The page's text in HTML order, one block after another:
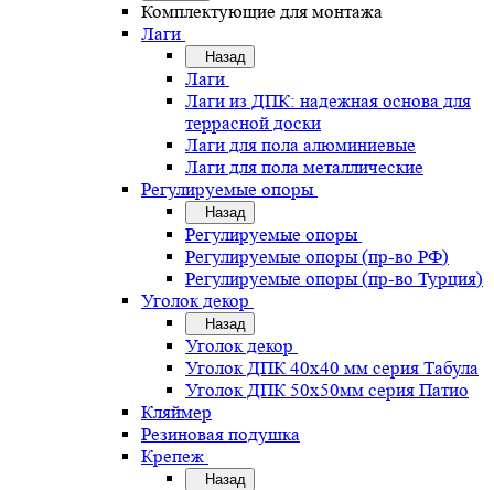
Комплектующие для монтажа
Лаги
Назад
Лаги
Лаги из ДПК: надежная основа для
террасной доски
Лаги для пола алюминиевые
Лаги для пола металлические
Регулируемые опоры
Назад
Регулируемые опоры
Регулируемые опоры (пр-во РФ)
Регулируемые опоры (пр-во Турция)
Уголок декор
Назад
Уголок декор
Уголок ДПК 40х40 мм серия Табула
Уголок ДПК 50х50мм серия Патио
Кляймер
Резиновая подушка
Крепеж
Назад